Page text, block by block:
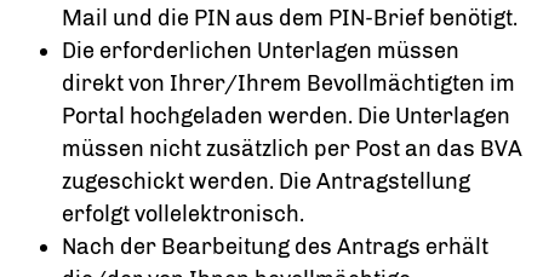
Mail und die PIN aus dem PIN-Brief benötigt.
Die erforderlichen Unterlagen müssen
direkt von Ihrer/Ihrem Bevollmächtigten im
Portal hochgeladen werden. Die Unterlagen
müssen nicht zusätzlich per Post an das BVA
zugeschickt werden. Die Antragstellung
erfolgt vollelektronisch.
Nach der Bearbeitung des Antrags erhält